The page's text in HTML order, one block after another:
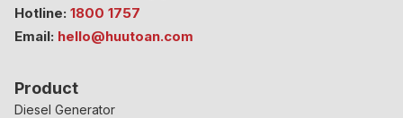
Hotline: 1800 1757
Email: hello@huutoan.com
Product
Diesel Generator